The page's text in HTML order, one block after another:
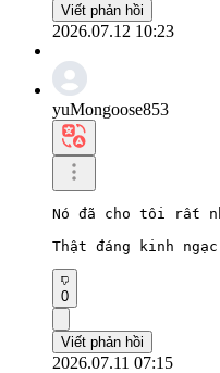
Viết phản hồi
2026.07.12 10:23
yuMongoose853
Nó đã cho tôi rất
Thật đáng kinh
0
Viết phản hồi
2026.07.11 07:15